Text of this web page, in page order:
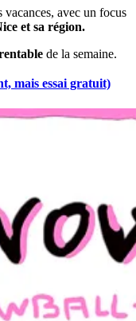
vacances, avec un focus
et sa région.
de la semaine.
mais essai gratuit)